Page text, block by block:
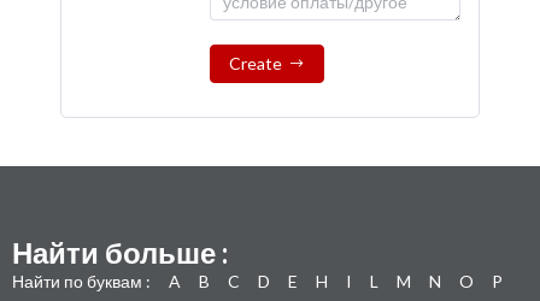
Create
Найти больше :
Найти по буквам : A B C D E H I L M N O
P